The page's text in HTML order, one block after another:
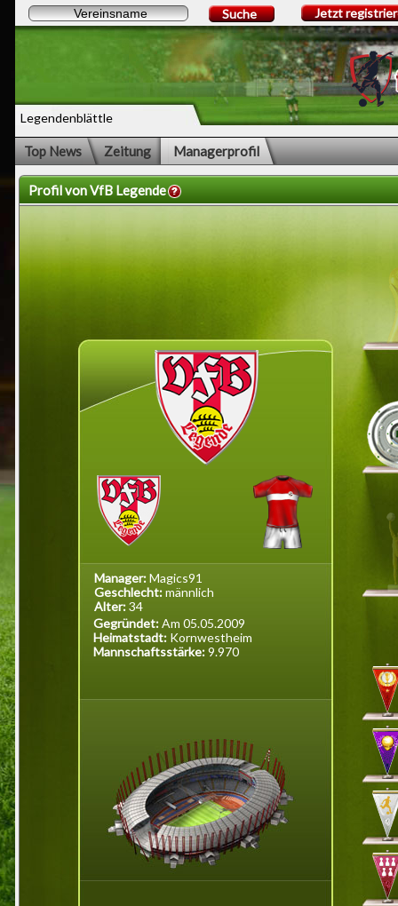
Legendenblättle
Suche Jetzt
Top News Zeitung Managerprofil
Profil von VfB Legende
Manager:Magics91
Geschlecht:männlich
Alter:34
Gegründet:Am 05.05.2009
Heimatstadt: Kornwestheim
Mannschaftsstärke:9.970